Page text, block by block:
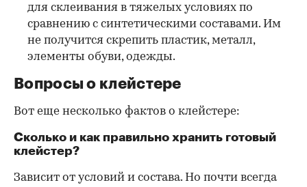
для склеивания в тяжелых условиях по
сравнению с синтетическими составами. Им
не получится скрепить пластик, металл,
элементы обуви, одежды.
Вопросы о клейстере
Вот еще несколько фактов о клейстере:
Сколько и как правильно хранить готовый
клейстер?
Зависит от условий и состава. Но почти всегда